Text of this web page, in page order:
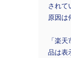
されて
原因は
「楽
品は表